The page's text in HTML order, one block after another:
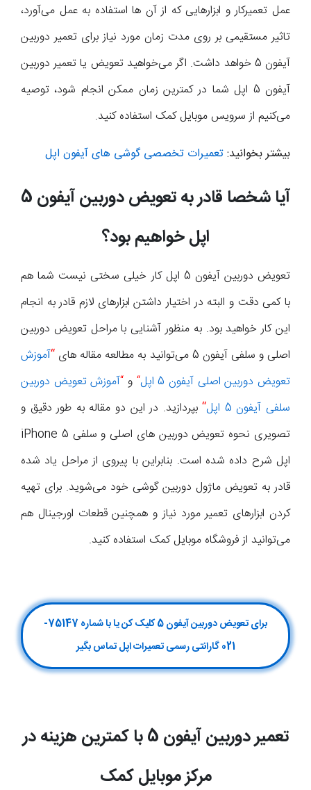
عمل تعمیرکار و ابزارهایی که از آن ها استفاده به عمل می‌آورد،
تاثیر مستقیمی بر روی مدت زمان مورد نیاز برای تعمیر دوربین
آیفون 5 خواهد داشت. اگر می‌خواهید تعویض یا تعمیر دوربین
آیفون 5 اپل شما در کمترین زمان ممکن انجام شود، توصیه
می‌کنیم از سرویس موبایل کمک استفاده کنید.
بیشتر بخوانید:تعمیرات تخصصی گوشی های آیفون اپل
آیا شخصا قادر به تعویض دوربین آیفون 5
اپل خواهیم بود؟
تعویض دوربین آیفون 5 اپل کار خیلی سختی نیست شما هم
با کمی دقت و البته در اختیار داشتن ابزارهای لازم قادر به انجام
این کار خواهید بود. به منظور آشنایی با مراحل تعویض دوربین
اصلی و سلفی آیفون 5 می‌توانید به مطالعه مقاله های
“آموزش
تعویض دوربین اصلی آیفون 5 اپل
“ و “آموزش تعویض دوربین
سلفی آیفون 5 اپل
“بپردازید. در این دو مقاله به طور دقیق و
تصویری نحوه تعویض دوربین های اصلی و سلفی iPhone 5
اپل شرح داده شده است. بنابراین با پیروی از مراحل یاد شده
قادر به تعویض ماژول دوربین گوشی خود می‌شوید. برای تهیه
کردن ابزارهای تعمیر مورد نیاز و همچنین قطعات اورجینال هم
می‌توانید از فروشگاه موبایل کمک استفاده کنید.
برای تعویض دوربین آیفون 5 کلیک کن یا با شماره 75147-
021 گارانتی رسمی تعمیرات اپل تماس بگیر
تعمیر دوربین آیفون 5 با کمترین هزینه در
مرکز موبایل کمک